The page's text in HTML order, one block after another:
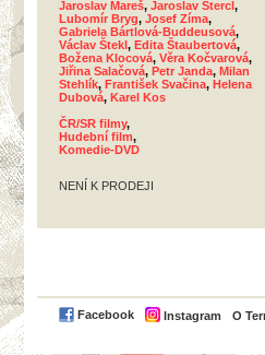
Jaroslav Mareš, Jaroslav Štercl,
Lubomír Bryg, Josef Zíma,
Gabriela Bártlová-Buddeusová,
Václav Štekl, Edita Štaubertová,
Božena Klocová, Věra Kočvarová,
Jiřina Salačová, Petr Janda, Milan
Stehlík, František Svačina, Helena
Dubová, Karel Kos
ČR/SR filmy,
Hudební film,
Komedie-DVD
NENÍ K PRODEJI
Facebook Instagram O